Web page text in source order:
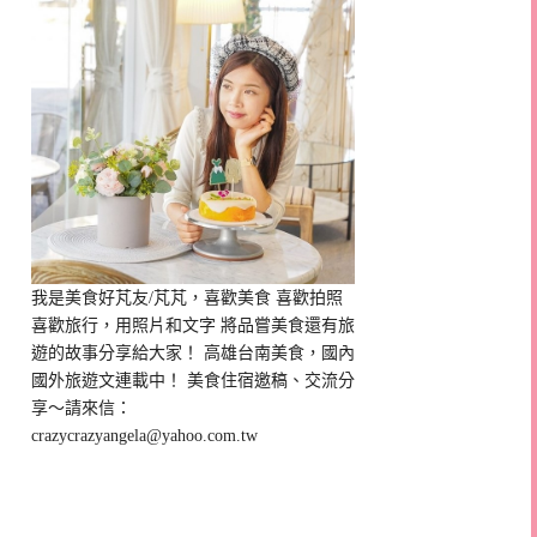
我是美食好芃友/芃芃，喜歡美食 喜歡拍照
喜歡旅行，用照片和文字 將品嘗美食還有旅
遊的故事分享給大家！ 高雄台南美食，國內
國外旅遊文連載中！ 美食住宿邀稿、交流分
享～請來信：
crazycrazyangela@yahoo.com.tw